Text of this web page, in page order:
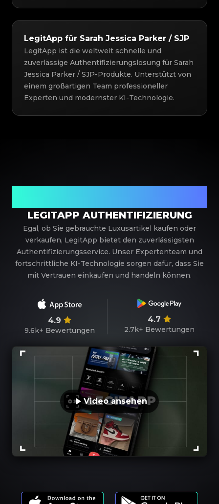
LegitApp für Sarah Jessica Parker / SJP
LegitApp ist die weltweit schnelle und
zuverlässige Authentifizierungslösung für Sarah
Jessica Parker / SJP-Produkte. Unterstützt von
einem großartigen Team professioneller
Experten und modernster KI-Technologie.
LEGITAPP AUTHENTIFIZIERUNG
Egal, ob Sie gebrauchte Luxusartikel kaufen oder
verkaufen, LegitApp bietet den zuverlässigsten
Authentifizierungsservice. Unser Expertenteam und
fortschrittliche KI-Technologie sorgen dafür, dass Sie
mit Vertrauen einkaufen und handeln können.
4.9
9.6k+ Bewertungen
4.7
2.7k+ Bewertungen
Video ansehen